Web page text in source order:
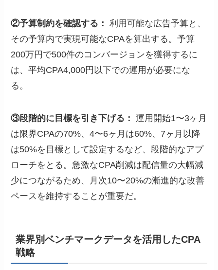
②予算制約を確認する： 利用可能な広告予算と、
その予算内で実現可能なCPAを算出する。予算
200万円で500件のコンバージョンを獲得するに
は、平均CPA4,000円以下での運用が必要にな
る。
③段階的に目標を引き下げる： 運用開始1〜3ヶ月
は限界CPAの70%、4〜6ヶ月は60%、7ヶ月以降
は50%を目標として設定するなど、段階的なアプ
ローチをとる。急激なCPA削減は配信量の大幅減
少につながるため、月次10〜20%の漸進的な改善
ペースを維持することが重要だ。
業界別ベンチマークデータを活用したCPA
戦略